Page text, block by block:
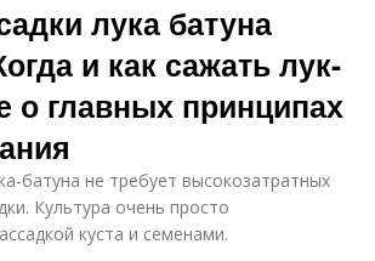
лука батуна
и как сажать лук-
о главных принципах
батуна не требует высокозатратных
Культура очень просто
куста и семенами.